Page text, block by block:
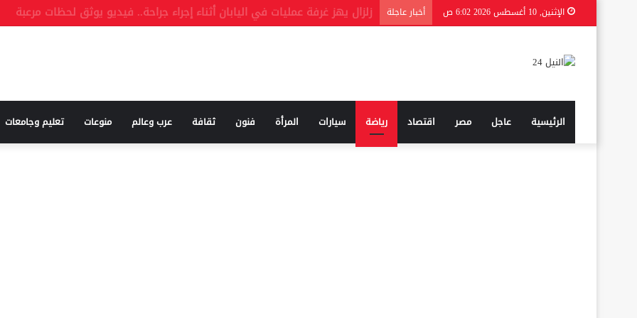
الإثنين, 10 أغسطس 2026 6:02 ص أخبار عاجلة ترمب يمهد لإعلان النصر وإنهاء حرب إيران حال فتح مضيق هرمز
الرئيسية عاجل مصر اقتصاد رياضة سيارات المرأة فنون ثقافة عرب وعالم منوعات تعليم وجامعات